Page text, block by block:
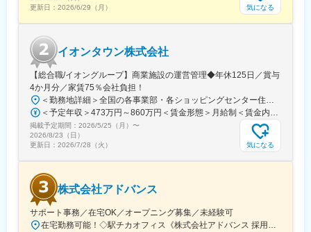
設立40年を迎えた総合電子部品商社で、電子部品の要であるコン
デンサの世界シェア40%強を生産・販売する株式会社村田製作所
の国内(上位)代理店です。
▼業績拡大中
脱炭素社会へ向けた電気自動車、エコ発電や高機能化するPC・ス
マホ、技術進歩を続ける医療機器、それらを製造するための産業
機械(半導体製造装置・工作機械)など様々な業界に於いて電子部品
は急激な需要増となっており、今後もさらなる伸長が見込まれま
す。
更新日： 2026/6/29（月） 気になる
イオンタウン株式会社
【総合職/イオングループ】商業施設の運営管理◆年休125日／賞与
4か月分／家賃75％会社負担！
＜勤務地詳細＞全国の各事業部・各ショッピングセンター住所：千葉県千葉市美浜区中瀬1-5-1イオンタワー10F（本社所在地） 受動喫煙対策：敷地内全面禁煙変更の範囲：会社の定める事業所
＜予定年収＞473万円～860万円＜賃金形態＞月給制＜賃金内訳＞月額（基本給）：296,000円～516,000円＜月給＞296,000円～516,000円＜昇給有無＞有＜残業手当＞有＜給与補足＞■予定年収はあくまでも目安の金額であり、選考を通じて上下する可能性があります。■予定年収は全国転勤可能な場合の目安です。■賞与：平均年4.2か月分程度■管理監督者として採用された場合、「時間外勤務手当」「休日勤務手当」の対象外となります。賃金はあくまでも目安の金額であり、選考を通じて上下する可能性があります。月給(月額)は固定手当を含めた表記です。
掲載予定期間： 2026/5/25（月） 〜
2026/8/23（日）
更新日： 2026/7/28（火） 気になる
株式会社アドバンス
サポート事務／在宅OK／オープニング募集／未経験可
在宅勤務可能！◇駅チカオフィス《株式会社アドバンス 採用課》東京都豊島区東京都豊島区東池袋《最寄駅》湘南新宿ライン(高崎・東海道線) 池袋駅東京メトロ有楽町線 池袋駅東武東上線 池袋駅